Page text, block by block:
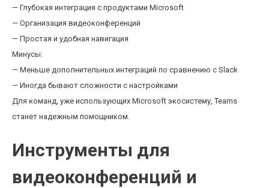
— Глубокая интеграция с продуктами Microsoft
— Организация видеоконференций
— Простая и удобная навигация
Минусы:
— Меньше дополнительных интеграций по сравнению с Slack
— Иногда бывают сложности с настройками
Для команд, уже использующих Microsoft экосистему, Teams
станет надежным помощником.
Инструменты для
видеоконференций и